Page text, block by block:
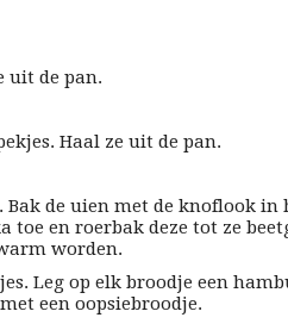
uit de pan.
Haal ze uit de pan.
de uien met de knoflook in
toe en roerbak deze tot ze
worden.
Leg op elk broodje een
een oopsiebroodje.